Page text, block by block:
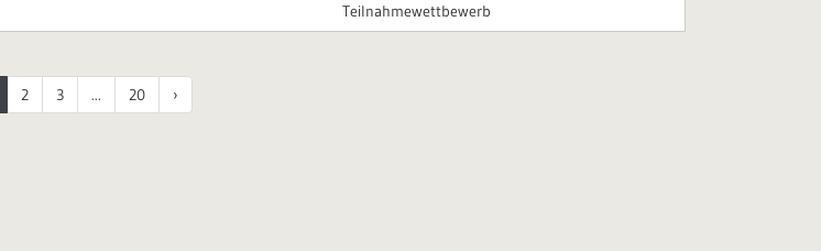
Teilnahmewettbewerb
2 3 ... 20 ›